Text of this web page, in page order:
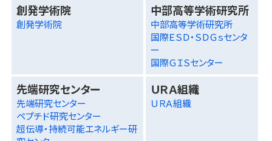
創発学術院
創発学術院
中部高等学術研究所
中部高等学術研究所
国際ＥＳＤ・ＳＤＧｓセンタ
ー
国際ＧＩＳセンター
先端研究センター
先端研究センター
ペプチド研究センター
超伝導・持続可能エネルギー研
ＵＲＡ組織
ＵＲＡ組織